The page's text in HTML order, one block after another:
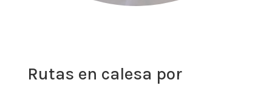
Rutas en calesa por